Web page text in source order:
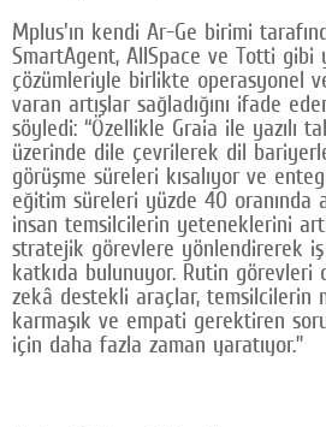
Mplus'ın kendi Ar-Ge birimi
SmartAgent, AllSpace ve Totti
çözümleriyle birlikte operasyonel
varan artışlar sağladığını ifade
söyledi: “Özellikle Graia ile yazılı
üzerinde dile çevrilerek dil
görüşme süreleri kısalıyor ve
eğitim süreleri yüzde 40 oranında
insan temsilcilerin yeteneklerini
stratejik görevlere yönlendirerek
katkıda bulunuyor. Rutin
zekâ destekli araçlar, temsilcilerin
karmaşık ve empati gerektiren
için daha fazla zaman yaratıyor.”